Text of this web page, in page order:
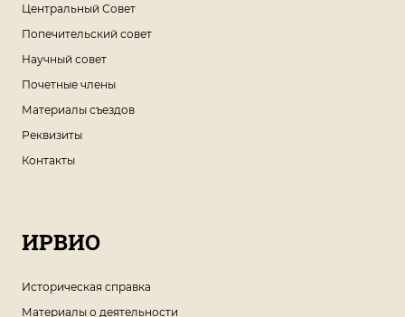
Центральный Совет
Попечительский совет
Научный совет
Почетные члены
Материалы съездов
Реквизиты
Контакты
ИРВИО
Историческая справка
Материалы о деятельности